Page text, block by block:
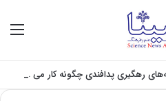
موشک‌های بالستیک و سامانه‌های رهگیری پدافندی چگونه کار می کنند؟